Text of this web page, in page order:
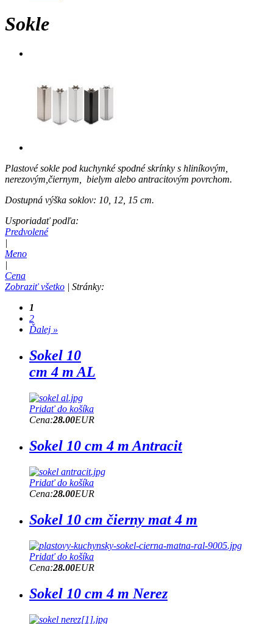
Sokle
Plastové sokle pod kuchynké spodné skrínky s hliníkovým,
nerezovým,čiernym, bielym alebo antracitovým povrchom.
Dostupná výška soklov: 10, 12, 15 cm.
Usporiadať podľa:
Predvolené
Meno
Cena
Zobraziť všetko | Stránky:
1
2
Ďalej »
Sokel 10
cm 4 m AL
Pridať do košíka
Cena:28.00EUR
Sokel 10 cm 4 m Antracit
Pridať do košíka
Cena:28.00EUR
Sokel 10 cm čierny mat 4 m
Pridať do košíka
Cena:28.00EUR
Sokel 10 cm 4 m Nerez